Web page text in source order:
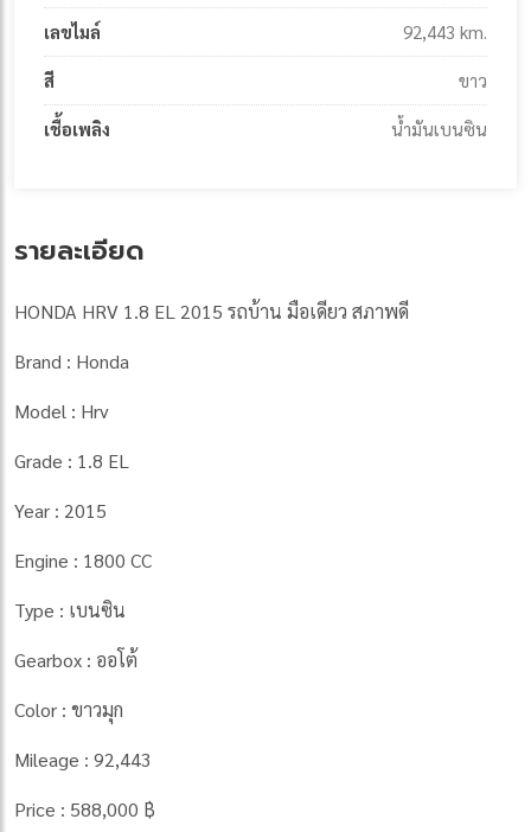
เลขไมล์ 92,443 km.
สี ขาว
เชื้อเพลิง น้ำมันเบนซิน
รายละเอียด
HONDA HRV 1.8 EL 2015 รถบ้าน มือเดียว สภาพดี
Brand : Honda
Model : Hrv
Grade : 1.8 EL
Year : 2015
Engine : 1800 CC
Type : เบนซิน
Gearbox : ออโต้
Color : ขาวมุก
Mileage : 92,443
Price : 588,000 ฿